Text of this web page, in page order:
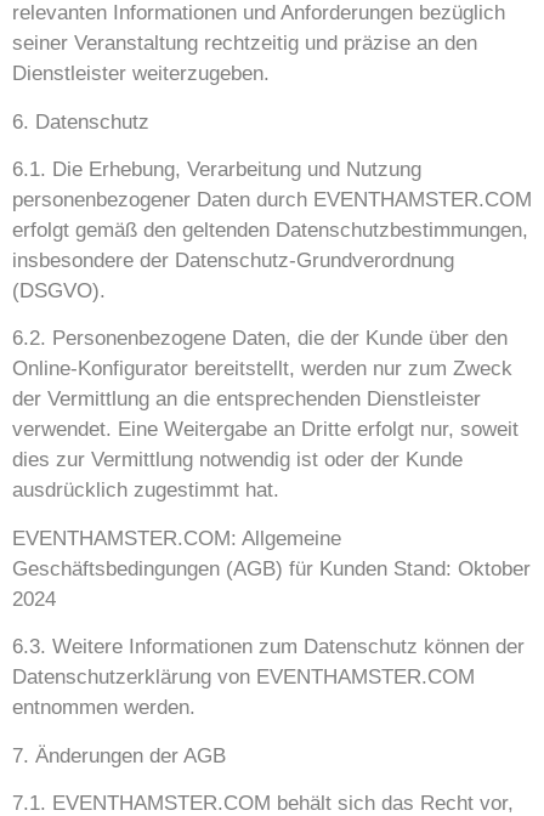
relevanten Informationen und Anforderungen bezüglich
seiner Veranstaltung rechtzeitig und präzise an den
Dienstleister weiterzugeben.
6. Datenschutz
6.1. Die Erhebung, Verarbeitung und Nutzung
personenbezogener Daten durch EVENTHAMSTER.COM
erfolgt gemäß den geltenden Datenschutzbestimmungen,
insbesondere der Datenschutz-Grundverordnung
(DSGVO).
6.2. Personenbezogene Daten, die der Kunde über den
Online-Konfigurator bereitstellt, werden nur zum Zweck
der Vermittlung an die entsprechenden Dienstleister
verwendet. Eine Weitergabe an Dritte erfolgt nur, soweit
dies zur Vermittlung notwendig ist oder der Kunde
ausdrücklich zugestimmt hat.
EVENTHAMSTER.COM: Allgemeine
Geschäftsbedingungen (AGB) für Kunden Stand: Oktober
2024
6.3. Weitere Informationen zum Datenschutz können der
Datenschutzerklärung von EVENTHAMSTER.COM
entnommen werden.
7. Änderungen der AGB
7.1. EVENTHAMSTER.COM behält sich das Recht vor,